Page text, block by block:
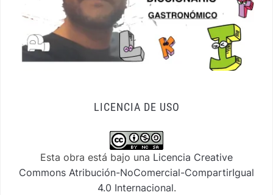
LICENCIA DE USO
Esta obra está bajo una Licencia Creative
Commons Atribución-NoComercial-CompartirIgual
4.0 Internacional.